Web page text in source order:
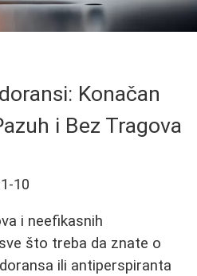
Konačan
i Bez Tragova
10
i neefikasnih
što treba da znate o
ili antiperspiranta